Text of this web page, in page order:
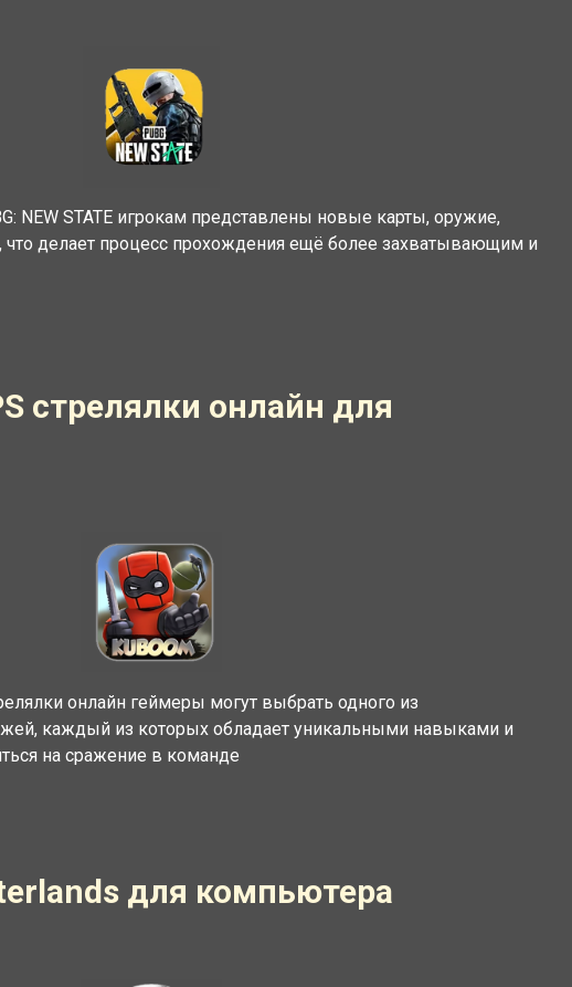
NEW STATE игрокам представлены новые карты, оружие,
что делает процесс прохождения ещё более захватывающим и
стрелялки онлайн для
онлайн геймеры могут выбрать одного из
каждый из которых обладает уникальными навыками и
на сражение в команде
для компьютера